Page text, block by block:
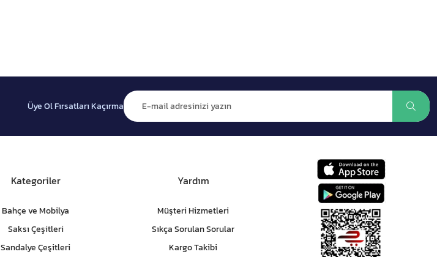
Üye Ol Fırsatları Kaçırma
Kategoriler
Bahçe ve Mobilya
Saksı Çeşitleri
Sandalye Çeşitleri
Yardım
Müşteri Hizmetleri
Sıkça Sorulan Sorular
Kargo Takibi